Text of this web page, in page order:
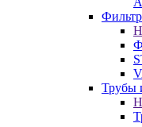
Трубы